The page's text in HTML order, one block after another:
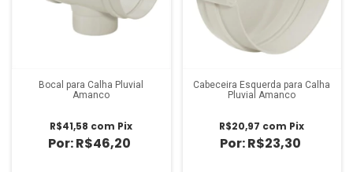
Bocal para Calha Pluvial
Amanco
R$46,20
R$41,58 com Pix
Cabeceira Esquerda para Calha
Pluvial Amanco
R$23,30
R$20,97 com Pix